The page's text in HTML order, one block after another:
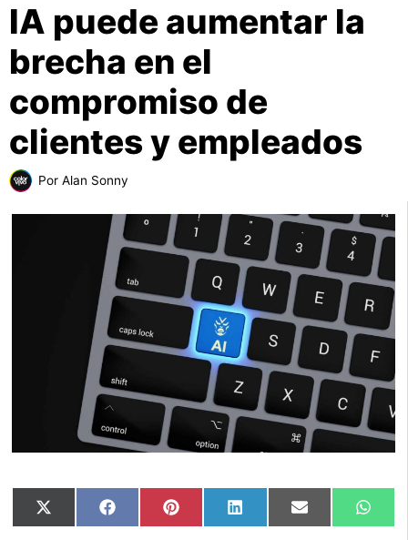
IA puede aumentar la
brecha en el
compromiso de
clientes y empleados
Por Alan Sonny
Compartir
en
X
Compartir
en
FacebookCompartir
en
PinterestCompartir
en
LinkedInCompartir
en
Email
en